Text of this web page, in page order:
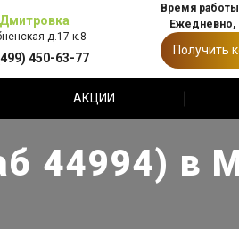
Дмитровка
д.17 к.8
450-63-77
Время
Ежедневно,
Получить
АКЦИИ
44994) в